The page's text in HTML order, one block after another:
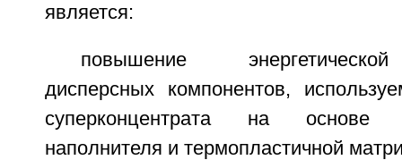
является:
повышение
дисперсных компонентов,
суперконцентрата на основе
наполнителя и термопластичной